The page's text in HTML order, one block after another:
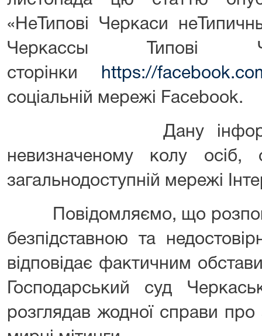
«НеТипові Черкаси
Черкассы Типові
сторінки
https://
соціальній мережі Facebook.
Дану інформацію
невизначеному колу осіб,
загальнодоступній мережі
Повідомляємо, що
безпідставною та
відповідає фактичним
Господарський суд
розглядав жодної справи